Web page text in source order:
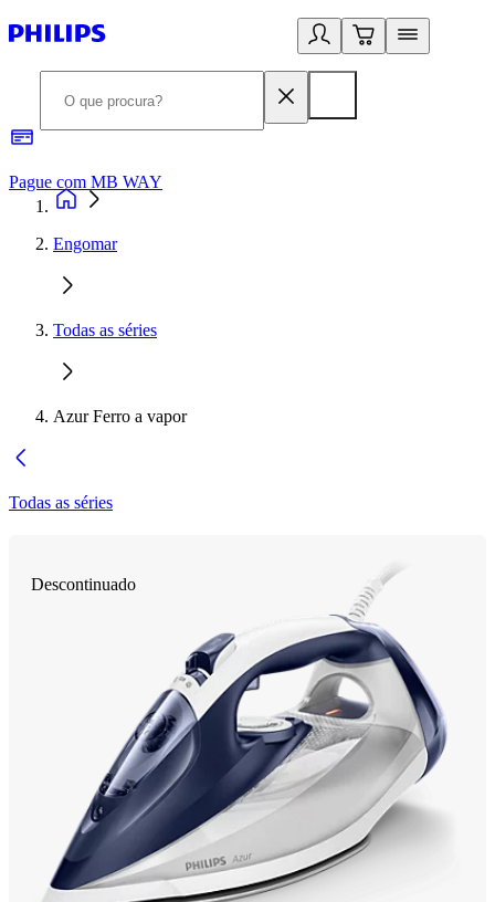
Pague com MB WAY
Engomar
Todas as séries
Azur Ferro a vapor
Todas as séries
Descontinuado